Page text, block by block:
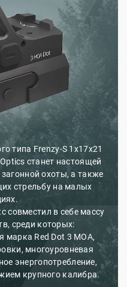
типа Frenzy-S 1x17x21
станет настоящей
охоты, а также
стрельбу на малых
совместил в себе массу
среди которых:
марка Red Dot 3 MOA,
многоуровневая
энергопотребление,
крупного калибра.